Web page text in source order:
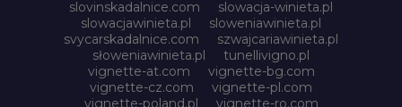
slovinskadalnice.com
slowacja-winieta.pl
slowacjawinieta.pl
sloweniawinieta.pl
svycarskadalnice.com
szwajcariawinieta.pl
słoweniawinieta.pl
tunellivigno.pl
vignette-at.com
vignette-bg.com
vignette-cz.com
vignette-pl.com
vignette-poland.pl
vignette-ro.com